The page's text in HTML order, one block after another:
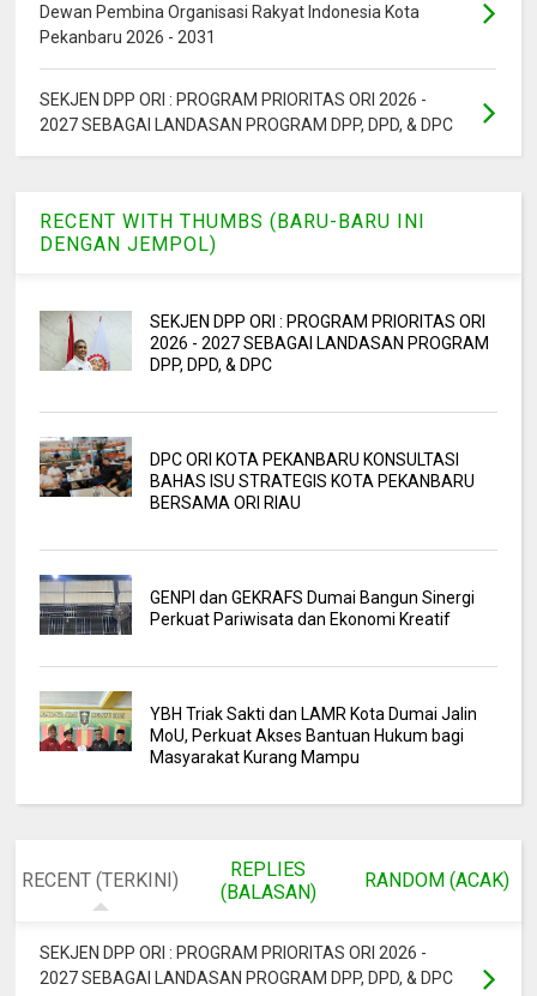
Dewan Pembina Organisasi Rakyat Indonesia Kota
Pekanbaru 2026 - 2031
SEKJEN DPP ORI : PROGRAM PRIORITAS ORI 2026 -
2027 SEBAGAI LANDASAN PROGRAM DPP, DPD, & DPC
RECENT WITH THUMBS (BARU-BARU INI
DENGAN JEMPOL)
SEKJEN DPP ORI : PROGRAM PRIORITAS ORI
2026 - 2027 SEBAGAI LANDASAN PROGRAM
DPP, DPD, & DPC
DPC ORI KOTA PEKANBARU KONSULTASI
BAHAS ISU STRATEGIS KOTA PEKANBARU
BERSAMA ORI RIAU
GENPI dan GEKRAFS Dumai Bangun Sinergi
Perkuat Pariwisata dan Ekonomi Kreatif
YBH Triak Sakti dan LAMR Kota Dumai Jalin
MoU, Perkuat Akses Bantuan Hukum bagi
Masyarakat Kurang Mampu
RECENT (TERKINI)
REPLIES
(BALASAN)
RANDOM (ACAK)
SEKJEN DPP ORI : PROGRAM PRIORITAS ORI 2026 -
2027 SEBAGAI LANDASAN PROGRAM DPP, DPD, & DPC